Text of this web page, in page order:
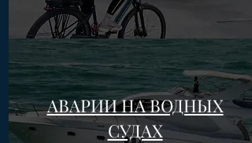
АВАРИИ НА ВОДНЫХ
СУДАХ